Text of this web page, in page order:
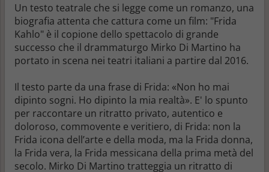
Un testo teatrale che si legge come un romanzo, una
biografia attenta che cattura come un film: "Frida
Kahlo" è il copione dello spettacolo di grande
successo che il drammaturgo Mirko Di Martino ha
portato in scena nei teatri italiani a partire dal 2016.
Il testo parte da una frase di Frida: «Non ho mai
dipinto sogni. Ho dipinto la mia realtà». E' lo spunto
per raccontare un ritratto privato, autentico e
doloroso, commovente e veritiero, di Frida: non la
Frida icona dell’arte e della moda, ma la Frida donna,
la Frida vera, la Frida messicana della prima metà del
secolo. Mirko Di Martino tratteggia un ritratto di